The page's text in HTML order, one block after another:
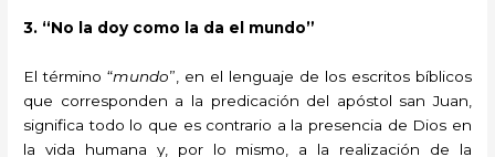
3. “No la doy como la da el mundo”
El término “mundo”, en el lenguaje de los escritos bíblicos
que corresponden a la predicación del apóstol san Juan,
significa todo lo que es contrario a la presencia de Dios en
la vida humana y, por lo mismo, a la realización de la